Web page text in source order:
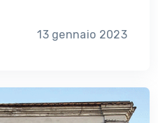
13 gennaio 2023